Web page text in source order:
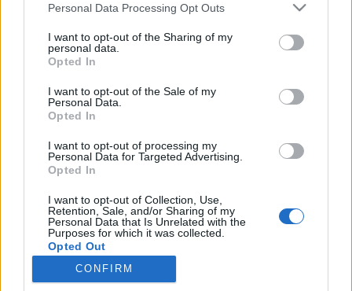
Personal Data Processing Opt Outs
I want to opt-out of the Sharing of my
personal data.
Opted In
I want to opt-out of the Sale of my
Personal Data.
Opted In
I want to opt-out of processing my
Personal Data for Targeted Advertising.
Opted In
I want to opt-out of Collection, Use,
Retention, Sale, and/or Sharing of my
Personal Data that Is Unrelated with the
Purposes for which it was collected.
Opted Out
CONFIRM
auf Deinen nächsten Besuch in unserem Forum!
„Zum Spiel“
Thema: Neues aus den sozialen Netzwerken (Reiner
Informationsthread)
29 November 2023
Blutrot
Kenner der Foren
28 November 2023
steffenfuerst
Foren-Graf
28 November 2023
loskrappa
Forenanwärter
Beiträge: 180
jochi386